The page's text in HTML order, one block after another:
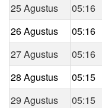
25 Agustus
05:16
26 Agustus
05:16
27 Agustus
05:16
28 Agustus
05:15
29 Agustus
05:15